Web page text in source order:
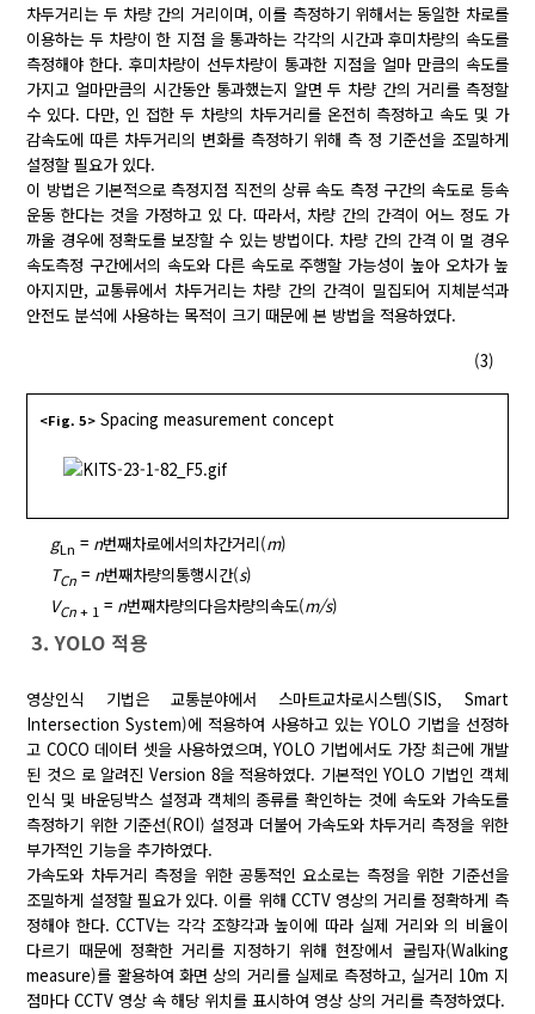
차두거리는 두 차량 간의 거리이며, 이를 측정하기 위해서는 동일한 차로를
이용하는 두 차량이 한 지점 을 통과하는 각각의 시간과 후미차량의 속도를
측정해야 한다. 후미차량이 선두차량이 통과한 지점을 얼마 만큼의 속도를
가지고 얼마만큼의 시간동안 통과했는지 알면 두 차량 간의 거리를 측정할
수 있다. 다만, 인 접한 두 차량의 차두거리를 온전히 측정하고 속도 및 가
감속도에 따른 차두거리의 변화를 측정하기 위해 측 정 기준선을 조밀하게
설정할 필요가 있다.
이 방법은 기본적으로 측정지점 직전의 상류 속도 측정 구간의 속도로 등속
운동 한다는 것을 가정하고 있 다. 따라서, 차량 간의 간격이 어느 정도 가
까울 경우에 정확도를 보장할 수 있는 방법이다. 차량 간의 간격 이 멀 경우
속도측정 구간에서의 속도와 다른 속도로 주행할 가능성이 높아 오차가 높
아지지만, 교통류에서 차두거리는 차량 간의 간격이 밀집되어 지체분석과
안전도 분석에 사용하는 목적이 크기 때문에 본 방법을 적용하였다.
(3)
<Fig. 5> Spacing measurement concept
gLn = n번째차로에서의차간거리(m)
TCn = n번째차량의통행시간(s)
VCn+ 1 = n번째차량의다음차량의속도(m/s)
3. YOLO 적용
영상인식 기법은 교통분야에서 스마트교차로시스템(SIS, Smart
Intersection System)에 적용하여 사용하고 있는 YOLO 기법을 선정하
고 COCO 데이터 셋을 사용하였으며, YOLO 기법에서도 가장 최근에 개발
된 것으 로 알려진 Version 8을 적용하였다. 기본적인 YOLO 기법인 객체
인식 및 바운딩박스 설정과 객체의 종류를 확인하는 것에 속도와 가속도를
측정하기 위한 기준선(ROI) 설정과 더불어 가속도와 차두거리 측정을 위한
부가적인 기능을 추가하였다.
가속도와 차두거리 측정을 위한 공통적인 요소로는 측정을 위한 기준선을
조밀하게 설정할 필요가 있다. 이를 위해 CCTV 영상의 거리를 정확하게 측
정해야 한다. CCTV는 각각 조향각과 높이에 따라 실제 거리와 의 비율이
다르기 때문에 정확한 거리를 지정하기 위해 현장에서 굴림자(Walking
measure)를 활용하여 화면 상의 거리를 실제로 측정하고, 실거리 10m 지
점마다 CCTV 영상 속 해당 위치를 표시하여 영상 상의 거리를 측정하였다.